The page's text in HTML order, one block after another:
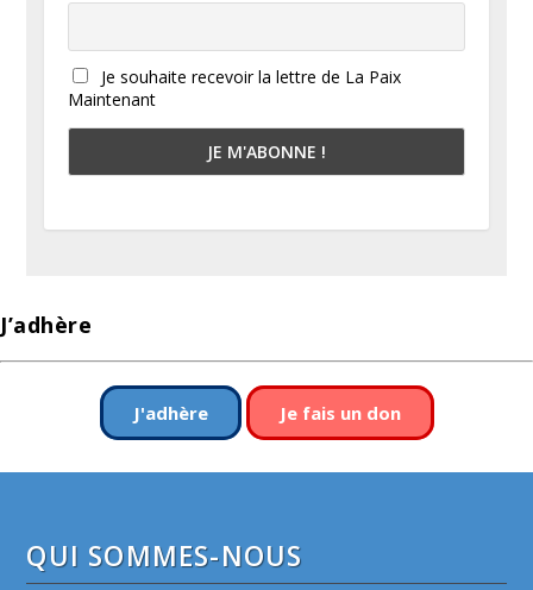
Je souhaite recevoir la lettre de La Paix
Maintenant
J’adhère
J'adhère Je fais un don
QUI SOMMES-NOUS